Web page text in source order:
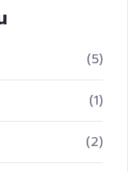
(5)
(1)
(2)